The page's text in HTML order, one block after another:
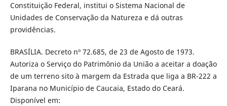
Constituição Federal, institui o Sistema Nacional de
Unidades de Conservação da Natureza e dá outras
providências.
BRASÍLIA. Decreto nº 72.685, de 23 de Agosto de 1973.
Autoriza o Serviço do Patrimônio da União a aceitar a doação
de um terreno sito à margem da Estrada que liga a BR-222 a
Iparana no Município de Caucaia, Estado do Ceará.
Disponível em: